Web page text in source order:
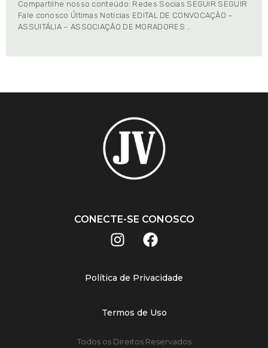
Compartilhe nosso conteúdo: Redes Socias SEGUIR SEGUIR
Fale conosco Últimas Notícias EDITAL DE CONVOCAÇÃO –
ASSUITÁLIA – ASSOCIAÇÃO DE MORADORES …
CONECTE-SE CONOSCO
Política de Privacidade
Termos de Uso
Todos os Direitos Reservados